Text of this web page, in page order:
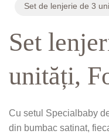
Set de lenjerie de 3
Set
unități,
Cu setul Specialbaby
din bumbac satinat,